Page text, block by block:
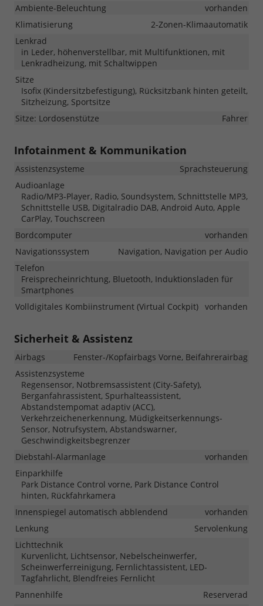
Ambiente-Beleuchtung
vorhanden
Klimatisierung
2-Zonen-Klimaautomatik
Lenkrad
in Leder, höhenverstellbar, mit Multifunktionen, mit
Lenkradheizung, mit Schaltwippen
Sitze
Isofix (Kindersitzbefestigung), Rücksitzbank hinten geteilt,
Sitzheizung, Sportsitze
Sitze: Lordosenstütze
Fahrer
Infotainment & Kommunikation
Assistenzsysteme
Sprachsteuerung
Audioanlage
Radio/MP3-Player, Radio, Soundsystem, Schnittstelle MP3,
Schnittstelle USB, Digitalradio DAB, Android Auto, Apple
CarPlay, Touchscreen
Bordcomputer
vorhanden
Navigationssystem
Navigation, Navigation per Audio
Telefon
Freisprecheinrichtung, Bluetooth, Induktionsladen für
Smartphones
Volldigitales Kombiinstrument (Virtual Cockpit) vorhanden
Sicherheit & Assistenz
Airbags
Fenster-/Kopfairbags Vorne, Beifahrerairbag
Assistenzsysteme
Regensensor, Notbremsassistent (City-Safety),
Berganfahrassistent, Spurhalteassistent,
Abstandstempomat adaptiv (ACC),
Verkehrzeichenerkennung, Müdigkeitserkennungs-
Sensor, Notrufsystem, Abstandswarner,
Geschwindigkeitsbegrenzer
Diebstahl-Alarmanlage
vorhanden
Einparkhilfe
Park Distance Control vorne, Park Distance Control
hinten, Rückfahrkamera
Innenspiegel automatisch abblendend
vorhanden
Lenkung
Servolenkung
Lichttechnik
Kurvenlicht, Lichtsensor, Nebelscheinwerfer,
Scheinwerferreinigung, Fernlichtassistent, LED-
Tagfahrlicht, Blendfreies Fernlicht
Pannenhilfe
Reserverad